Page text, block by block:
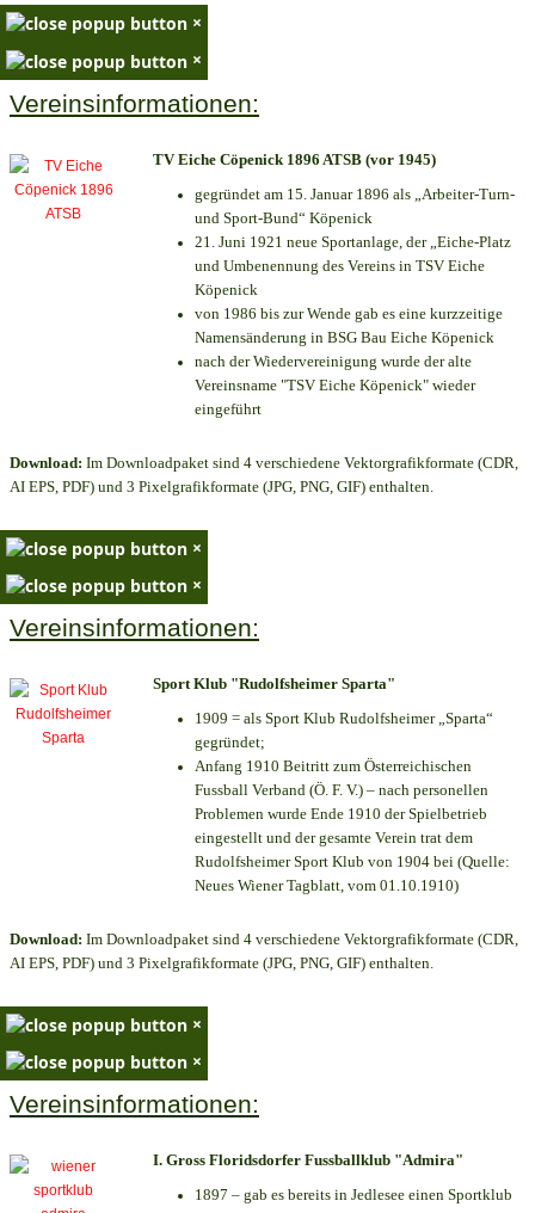
×
×
Vereinsinformationen:
TV Eiche Cöpenick 1896 ATSB (vor 1945)
gegründet am 15. Januar 1896 als „Arbeiter-Turn-
und Sport-Bund“ Köpenick
21. Juni 1921 neue Sportanlage, der „Eiche-Platz
und Umbenennung des Vereins in TSV Eiche
Köpenick
von 1986 bis zur Wende gab es eine kurzzeitige
Namensänderung in BSG Bau Eiche Köpenick
nach der Wiedervereinigung wurde der alte
Vereinsname "TSV Eiche Köpenick" wieder
eingeführt
Download: Im Downloadpaket sind 4 verschiedene Vektorgrafikformate (CDR,
AI EPS, PDF) und 3 Pixelgrafikformate (JPG, PNG, GIF) enthalten.
×
×
Vereinsinformationen:
Sport Klub "Rudolfsheimer Sparta"
1909 = als Sport Klub Rudolfsheimer „Sparta“
gegründet;
Anfang 1910 Beitritt zum Österreichischen
Fussball Verband (Ö. F. V.) – nach personellen
Problemen wurde Ende 1910 der Spielbetrieb
eingestellt und der gesamte Verein trat dem
Rudolfsheimer Sport Klub von 1904 bei (Quelle:
Neues Wiener Tagblatt, vom 01.10.1910)
Download: Im Downloadpaket sind 4 verschiedene Vektorgrafikformate (CDR,
AI EPS, PDF) und 3 Pixelgrafikformate (JPG, PNG, GIF) enthalten.
×
×
Vereinsinformationen:
I. Gross Floridsdorfer Fussballklub "Admira"
1897 – gab es bereits in Jedlesee einen Sportklub